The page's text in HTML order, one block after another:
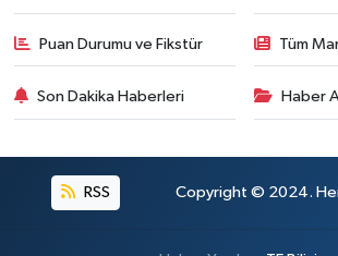
Puan Durumu ve Fikstür Tüm
Son Dakika Haberleri Haber
RSS Copyright © 2024. Her